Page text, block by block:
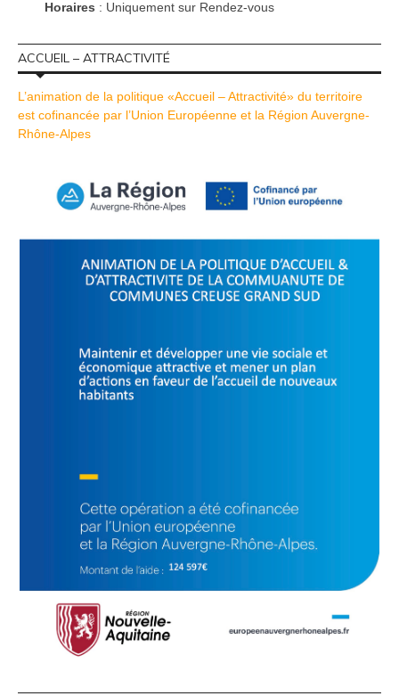
Horaires : Uniquement sur Rendez-vous
ACCUEIL – ATTRACTIVITÉ
L’animation de la politique «Accueil – Attractivité» du territoire
est cofinancée par l’Union Européenne et la Région Auvergne-
Rhône-Alpes